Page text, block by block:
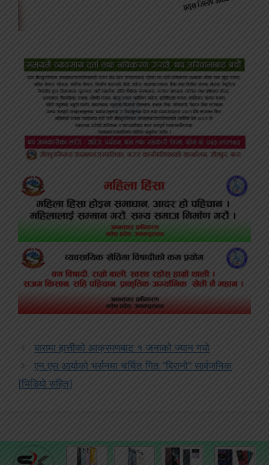
बारामा हात्तीको आक्रमणबाट १ जनाको ज्यान गयो
एन.एस आर्याको भर्सनमा चर्चित गित “बिरानो” सार्वजनिक
[भिडियो सहित]